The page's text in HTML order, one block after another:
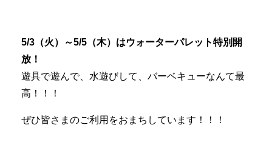
5/3（火）～5/5（木）はウォーターパレット特別開
放！
遊具で遊んで、水遊びして、バーベキューなんて最
高！！！
ぜひ皆さまのご利用をおまちしています！！！